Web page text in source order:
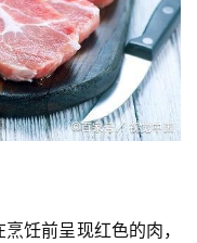
饪前呈现红色的肉，